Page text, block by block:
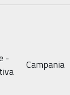
-
Campania